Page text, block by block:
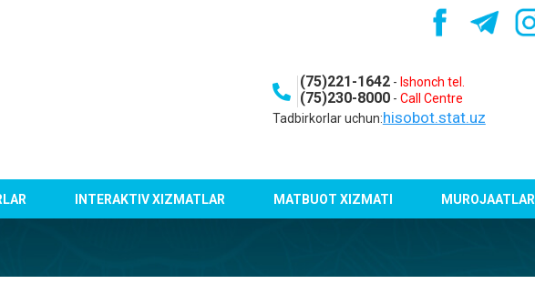
(75)221-1642- Ishonch tel.
(75)230-8000- Call Centre
Tadbirkorlar uchun:hisobot.stat.uz
INTERAKTIV XIZMATLAR MATBUOT XIZMATI MUROJAATLAR